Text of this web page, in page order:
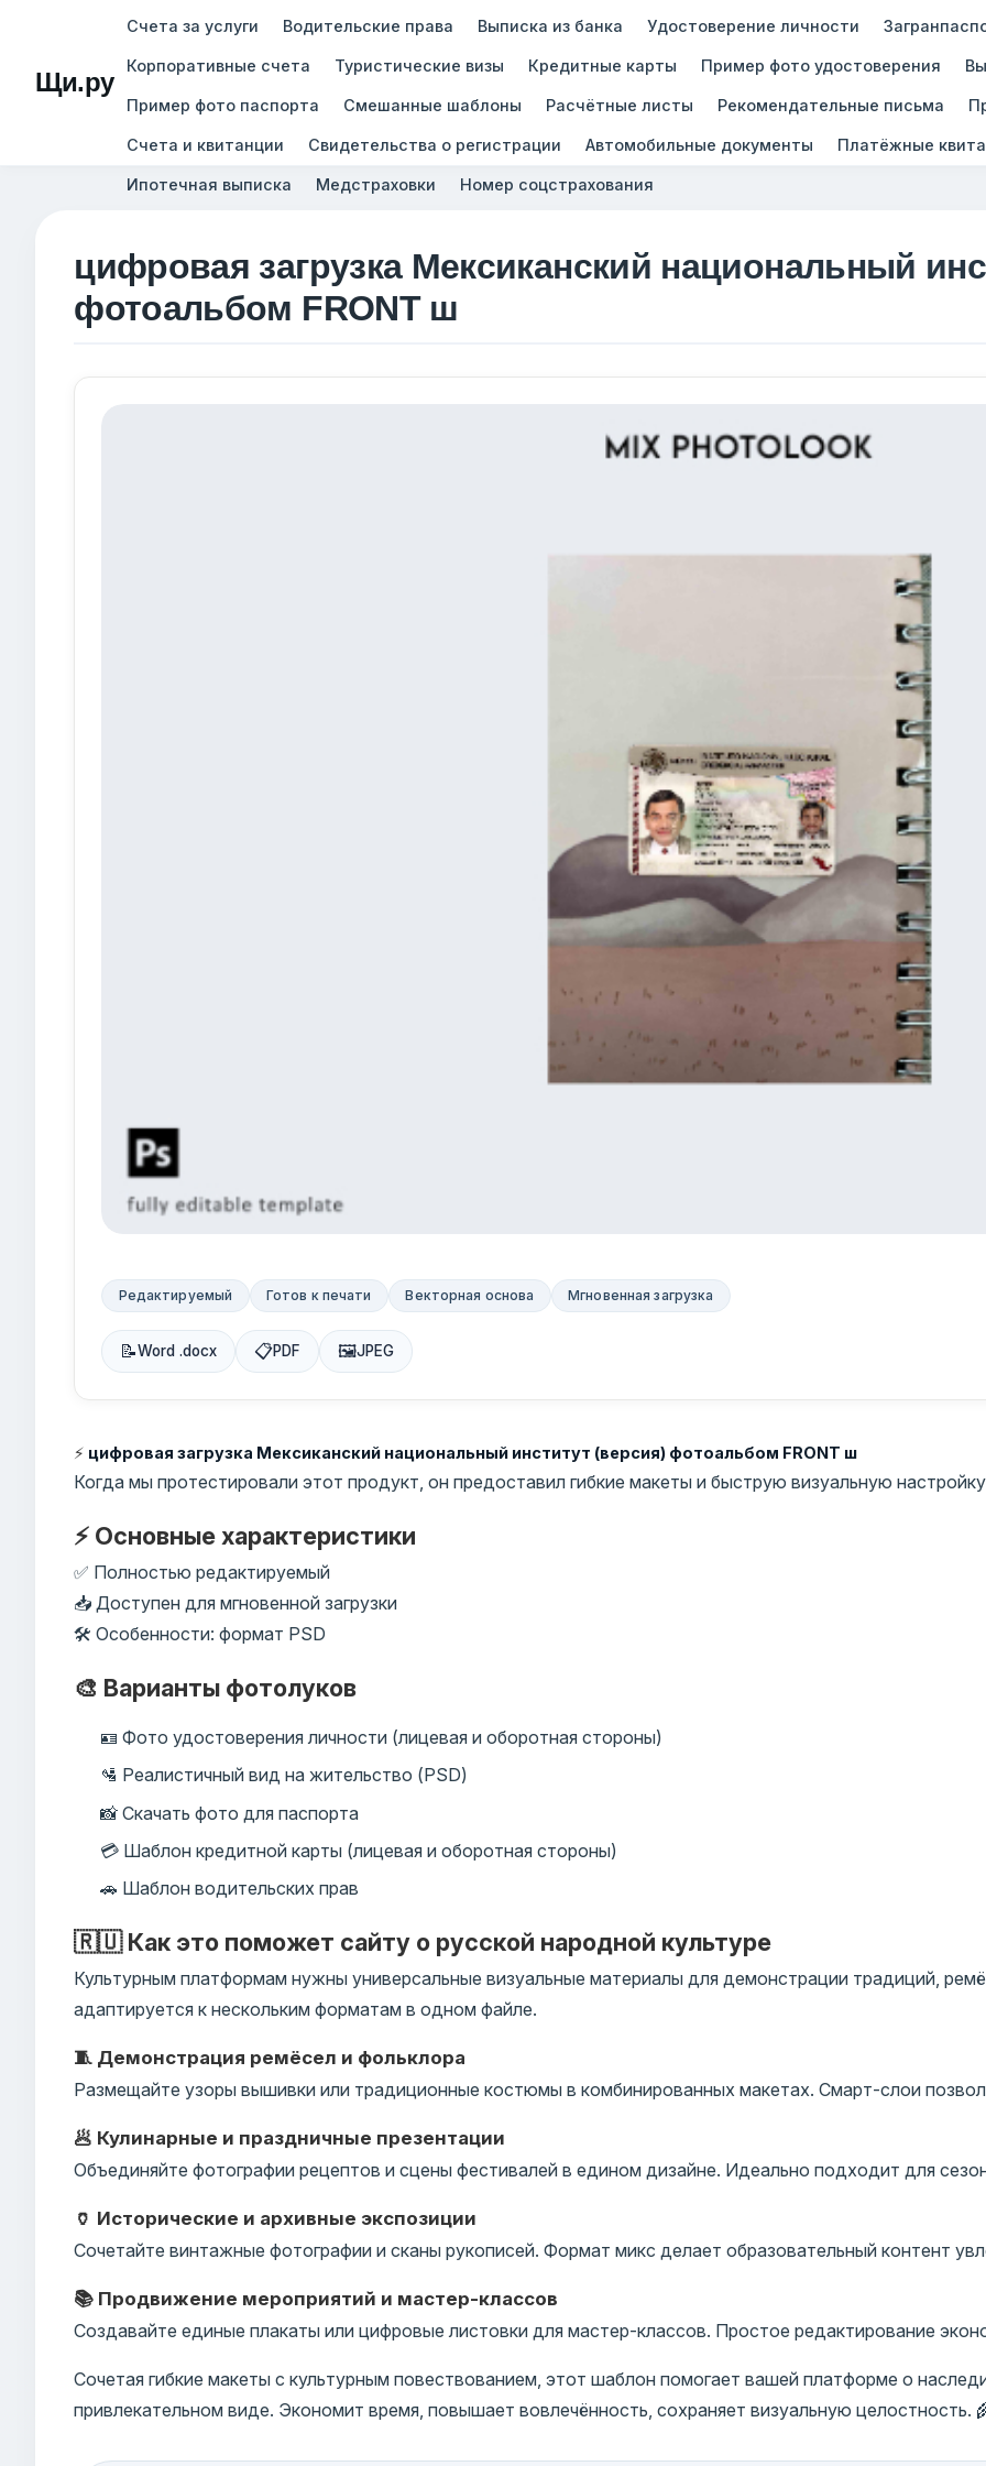
Щи.ру
Счета за услуги Водительские права Выписка из банка Удостоверение личности
Корпоративные счета Туристические визы Кредитные карты Пример фото удостоверения
Пример фото паспорта Смешанные шаблоны Расчётные листы Рекомендательные письма
Счета и квитанции Свидетельства о регистрации Автомобильные документы Платёжные
Ипотечная выписка Медстраховки Номер соцстрахования
цифровая загрузка Мексиканский национальный
фотоальбом FRONT ш
Редактируемый Готов к печати Векторная основа Мгновенная загрузка
📝Word .docx 📋PDF 🖼JPEG
⚡ цифровая загрузка Мексиканский национальный институт (версия) фотоальбом FRONT ш
Когда мы протестировали этот продукт, он предоставил гибкие макеты и быструю визуальную
⚡ Основные характеристики
✅ Полностью редактируемый
📥 Доступен для мгновенной загрузки
🛠️ Особенности: формат PSD
🎨 Варианты фотолуков
🪪 Фото удостоверения личности (лицевая и оборотная стороны)
🛂 Реалистичный вид на жительство (PSD)
📸 Скачать фото для паспорта
💳 Шаблон кредитной карты (лицевая и оборотная стороны)
🚗 Шаблон водительских прав
🇷🇺 Как это поможет сайту о русской народной культуре
Культурным платформам нужны универсальные визуальные материалы для демонстрации традиций,
адаптируется к нескольким форматам в одном файле.
🧵 Демонстрация ремёсел и фольклора
Размещайте узоры вышивки или традиционные костюмы в комбинированных макетах. Смарт-слои
🥟 Кулинарные и праздничные презентации
Объединяйте фотографии рецептов и сцены фестивалей в едином дизайне. Идеально подходит для
🏺 Исторические и архивные экспозиции
Сочетайте винтажные фотографии и сканы рукописей. Формат микс делает образовательный контент
📚 Продвижение мероприятий и мастер-классов
Создавайте единые плакаты или цифровые листовки для мастер-классов. Простое редактирование
Сочетая гибкие макеты с культурным повествованием, этот шаблон помогает вашей платформе о
привлекательном виде. Экономит время, повышает вовлечённость, сохраняет визуальную целостность.